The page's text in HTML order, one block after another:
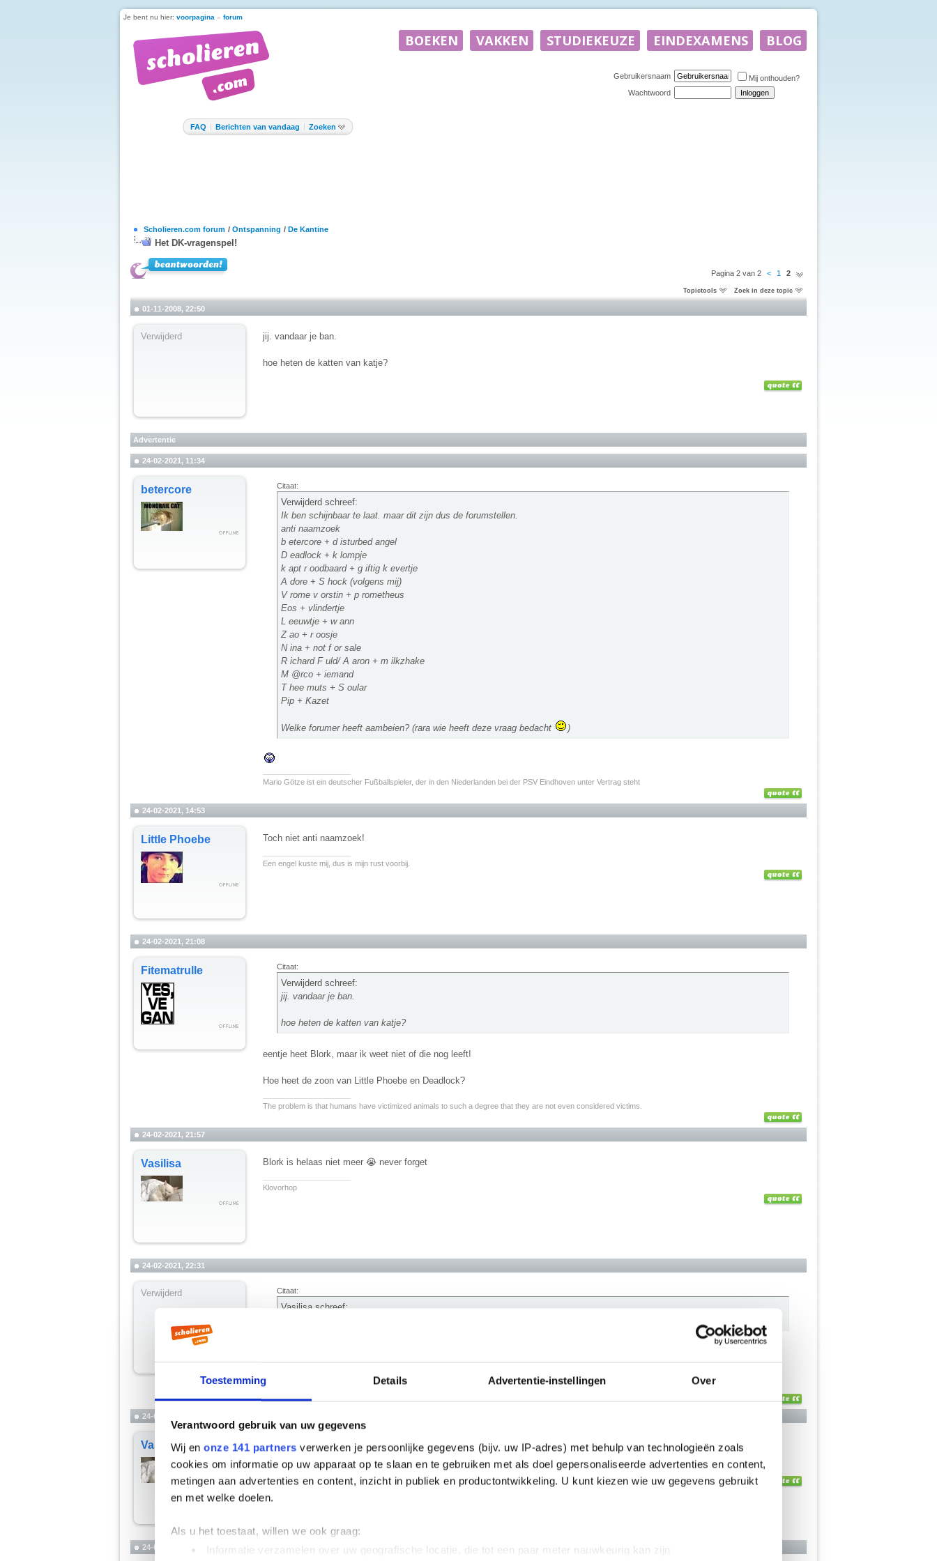
Toestemming Details Advertentie-instellingen Over
Verantwoord gebruik van uw gegevens
Wij en onze 141 partners verwerken je persoonlijke gegevens (bijv. uw IP-adres) met behulp van technologieën zoals
cookies om informatie op uw apparaat op te slaan en te gebruiken met als doel gepersonaliseerde advertenties en content,
metingen aan advertenties en content, inzicht in publiek en productontwikkeling. U kunt kiezen wie uw gegevens gebruikt
en met welke doelen.
Als u het toestaat, willen we ook graag:
Informatie verzamelen over uw geografische locatie, die tot een paar meter nauwkeurig kan zijn
Je bent nu hier: voorpagina » forum
Gebruikersnaam
Mij onthouden?
Wachtwoord
FAQ Berichten van vandaag Zoeken
Scholieren.com forum / Ontspanning / De Kantine
Het DK-vragenspel!
Pagina 2 van 2 < 1 2
Topictools Zoek in deze topic
01-11-2008, 22:50
Verwijderd jij. vandaar je ban.
hoe heten de katten van katje?
Advertentie
24-02-2021, 11:34
betercore Citaat:
Verwijderd schreef:
Ik ben schijnbaar te laat. maar dit zijn dus de forumstellen.
anti naamzoek
b etercore + d isturbed angel
D eadlock + k lompje
k apt r oodbaard + g iftig k evertje
A dore + S hock (volgens mij)
V rome v orstin + p rometheus
Eos + vlindertje
L eeuwtje + w ann
Z ao + r oosje
N ina + not f or sale
R ichard F uld/ A aron + m ilkzhake
M @rco + iemand
T hee muts + S oular
Pip + Kazet
Welke forumer heeft aambeien? (rara wie heeft deze vraag bedacht )
Mario Götze ist ein deutscher Fußballspieler, der in den Niederlanden bei der PSV Eindhoven unter Vertrag steht
24-02-2021, 14:53
Little Phoebe
Toch niet anti naamzoek!
Een engel kuste mij, dus is mijn rust voorbij.
24-02-2021, 21:08
Fitematrulle Citaat:
Verwijderd schreef:
jij. vandaar je ban.
hoe heten de katten van katje?
eentje heet Blork, maar ik weet niet of die nog leeft!
Hoe heet de zoon van Little Phoebe en Deadlock?
The problem is that humans have victimized animals to such a degree that they are not even considered victims.
24-02-2021, 21:57
Vasilisa
Blork is helaas niet meer 😭 never forget
Klovorhop
24-02-2021, 22:31
Verwijderd Citaat:
Vasilisa schreef:
Ben jij dit
24-02-2021, 22:33
Vasilisa
En ik had het nog wel zo in mijn handtekening gezet
__________________
Klovorhop
24-02-2021, 22:38